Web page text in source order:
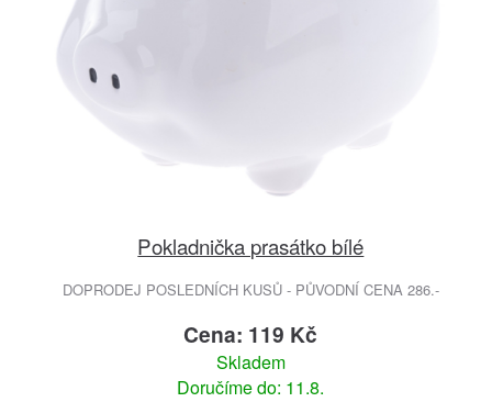
Pokladnička prasátko bílé
DOPRODEJ POSLEDNÍCH KUSŮ - PŮVODNÍ CENA 286.-
Cena: 119 Kč
Skladem
Doručíme do: 11.8.